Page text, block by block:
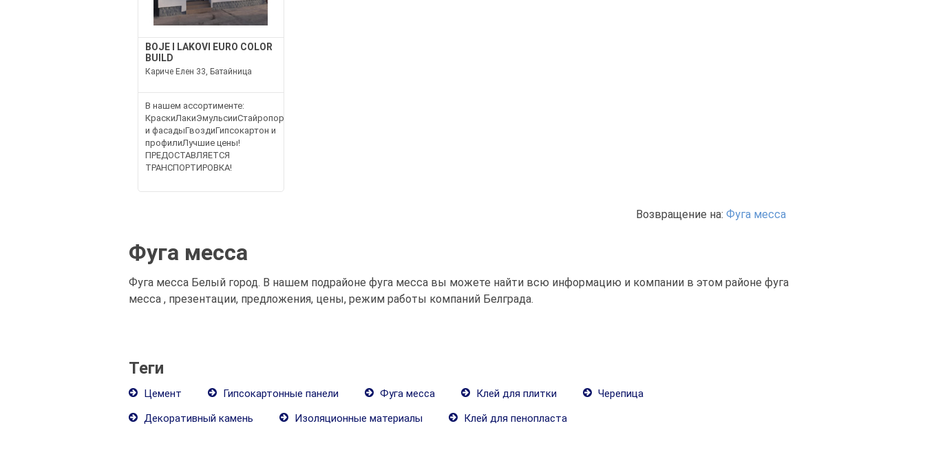
BOJE I LAKOVI EURO COLOR
BUILD
Кариче Елен 33, Батайница
В нашем ассортименте:
КраскиЛакиЭмульсииСтайропор
и фасадыГвоздиГипсокартон и
профилиЛучшие цены!
ПРЕДОСТАВЛЯЕТСЯ
ТРАНСПОРТИРОВКА!
Возвращение на: Фуга месса
Фуга месса
Фуга месса Белый город. В нашем подрайоне фуга месса вы можете найти всю информацию и компании в этом районе фуга
месса , презентации, предложения, цены, режим работы компаний Белграда.
Теги
Цемент Гипсокартонные панели Фуга месса Клей для плитки
Черепица
Декоративный камень
Изоляционные материалы Клей для пенопласта